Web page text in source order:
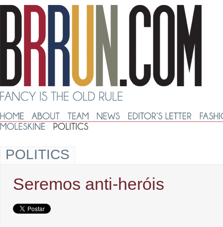
POLITICS
Seremos anti-heróis